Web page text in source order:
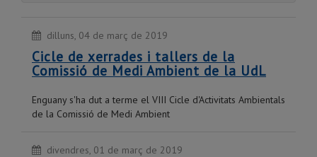
dilluns, 04 de març de 2019
Cicle de xerrades i tallers de la
Comissió de Medi Ambient de la UdL
Enguany s'ha dut a terme el VIII Cicle d'Activitats Ambientals
de la Comissió de Medi Ambient
divendres, 01 de març de 2019